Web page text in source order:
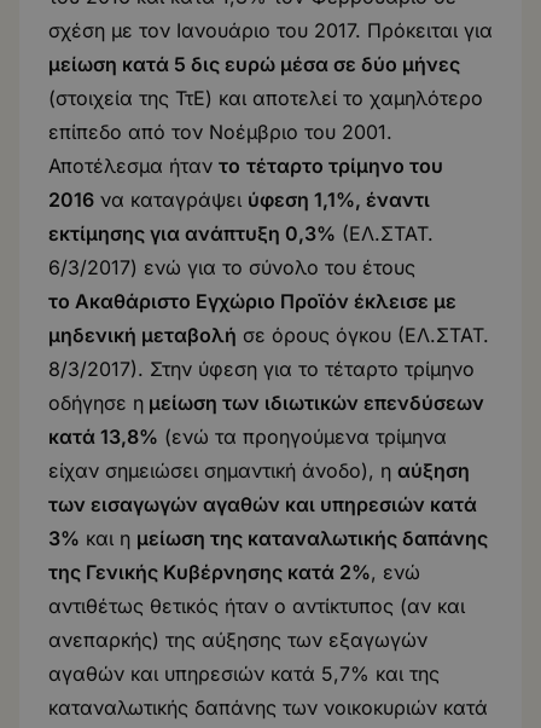
σχέση με τον Ιανουάριο του 2017. Πρόκειται για
μείωση κατά 5 δις ευρώ μέσα σε δύο μήνες
(στοιχεία της ΤτΕ) και αποτελεί το χαμηλότερο
επίπεδο από τον Νοέμβριο του 2001.
Αποτέλεσμα ήταν το τέταρτο τρίμηνο του
2016 να καταγράψει ύφεση 1,1%, έναντι
εκτίμησης για ανάπτυξη 0,3% (ΕΛ.ΣΤΑΤ.
6/3/2017) ενώ για το σύνολο του έτους
το Ακαθάριστο Εγχώριο Προϊόν έκλεισε με
μηδενική μεταβολή σε όρους όγκου (ΕΛ.ΣΤΑΤ.
8/3/2017). Στην ύφεση για το τέταρτο τρίμηνο
οδήγησε η μείωση των ιδιωτικών επενδύσεων
κατά 13,8% (ενώ τα προηγούμενα τρίμηνα
είχαν σημειώσει σημαντική άνοδο), η αύξηση
των εισαγωγών αγαθών και υπηρεσιών κατά
3% και η μείωση της καταναλωτικής δαπάνης
της Γενικής Κυβέρνησης κατά 2%, ενώ
αντιθέτως θετικός ήταν ο αντίκτυπος (αν και
ανεπαρκής) της αύξησης των εξαγωγών
αγαθών και υπηρεσιών κατά 5,7% και της
καταναλωτικής δαπάνης των νοικοκυριών κατά